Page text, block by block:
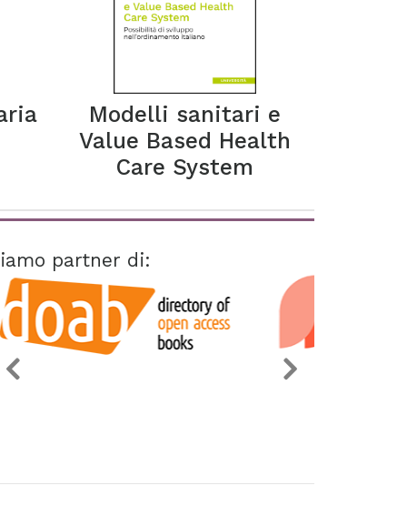
Modelli sanitari e
Value Based Health
Care System
partner di: